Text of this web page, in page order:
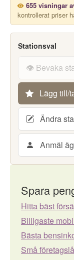
655 visningar
kontrollerat priser
Stationsval
👁️ Bevaka
Lägg till/
Ändra
Anmäl
Spara
Hitta bäst
Billigaste
Bästa
Små